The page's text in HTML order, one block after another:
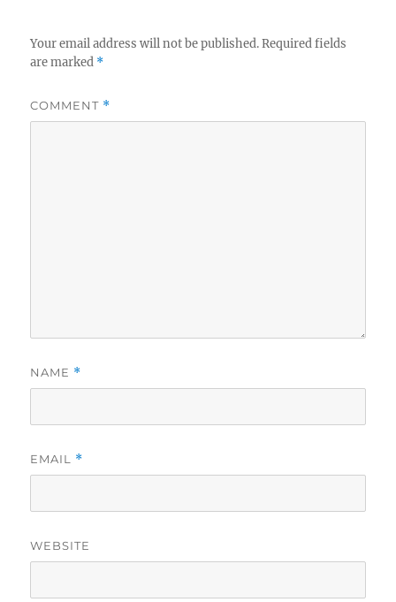
Your email address will not be published. Required fields
are marked *
COMMENT *
NAME *
EMAIL *
WEBSITE